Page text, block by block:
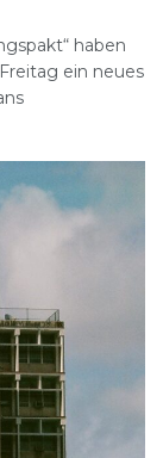
haben
ein neues